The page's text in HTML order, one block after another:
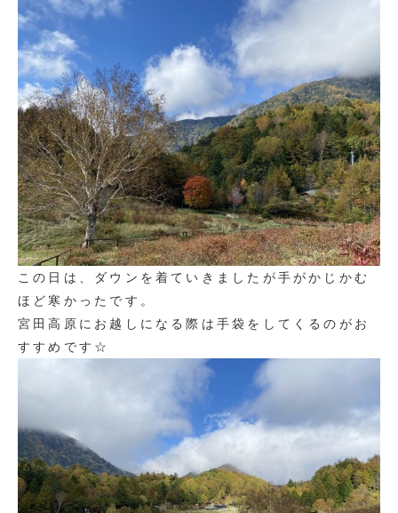
この日は、ダウンを着ていきましたが手がかじかむ
ほど寒かったです。
宮田高原にお越しになる際は手袋をしてくるのがお
すすめです☆